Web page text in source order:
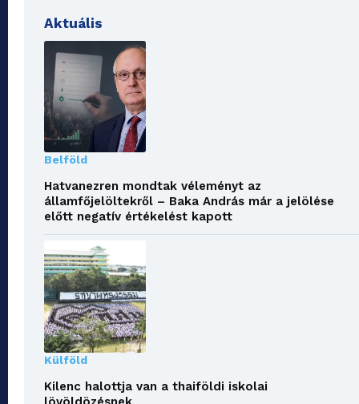
Aktuális
Belföld
Hatvanezren mondtak véleményt az
államfőjelöltekről – Baka András már a jelölése
előtt negatív értékelést kapott
Külföld
Kilenc halottja van a thaiföldi iskolai